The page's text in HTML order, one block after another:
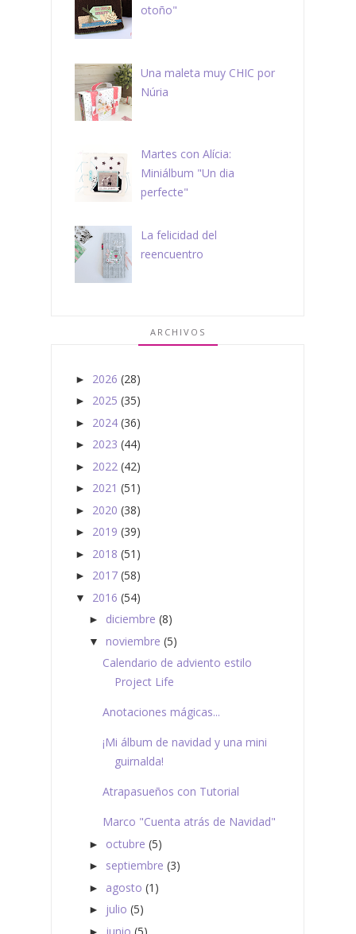
otoño"
Una maleta muy CHIC por
Núria
Martes con Alícia:
Miniálbum "Un dia
perfecte"
La felicidad del
reencuentro
ARCHIVOS
► 2026 (28)
► 2025 (35)
► 2024 (36)
► 2023 (44)
► 2022 (42)
► 2021 (51)
► 2020 (38)
► 2019 (39)
► 2018 (51)
► 2017 (58)
▼ 2016 (54)
► diciembre (8)
▼ noviembre (5)
Calendario de adviento estilo
Project Life
Anotaciones mágicas...
¡Mi álbum de navidad y una mini
guirnalda!
Atrapasueños con Tutorial
Marco "Cuenta atrás de Navidad"
► octubre (5)
► septiembre (3)
► agosto (1)
► julio (5)